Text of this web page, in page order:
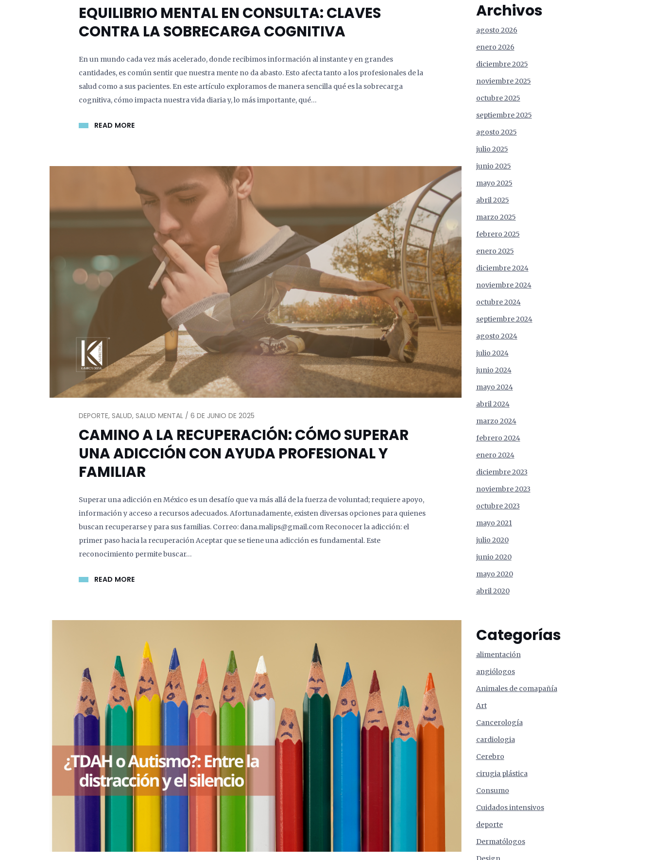
EQUILIBRIO MENTAL EN CONSULTA: CLAVES
CONTRA LA SOBRECARGA COGNITIVA
En un mundo cada vez más acelerado, donde recibimos información al instante y en grandes
cantidades, es común sentir que nuestra mente no da abasto. Esto afecta tanto a los profesionales de la
salud como a sus pacientes. En este artículo exploramos de manera sencilla qué es la sobrecarga
cognitiva, cómo impacta nuestra vida diaria y, lo más importante, qué…
READ MORE
DEPORTE, SALUD, SALUD MENTAL / 6 DE JUNIO DE 2025
CAMINO A LA RECUPERACIÓN: CÓMO SUPERAR
UNA ADICCIÓN CON AYUDA PROFESIONAL Y
FAMILIAR
Superar una adicción en México es un desafío que va más allá de la fuerza de voluntad; requiere apoyo,
información y acceso a recursos adecuados. Afortunadamente, existen diversas opciones para quienes
buscan recuperarse y para sus familias. Correo: dana.malips@gmail.com Reconocer la adicción: el
primer paso hacia la recuperación Aceptar que se tiene una adicción es fundamental. Este
reconocimiento permite buscar…
READ MORE
Archivos
agosto 2026
enero 2026
diciembre 2025
noviembre 2025
octubre 2025
septiembre 2025
agosto 2025
julio 2025
junio 2025
mayo 2025
abril 2025
marzo 2025
febrero 2025
enero 2025
diciembre 2024
noviembre 2024
octubre 2024
septiembre 2024
agosto 2024
julio 2024
junio 2024
mayo 2024
abril 2024
marzo 2024
febrero 2024
enero 2024
diciembre 2023
noviembre 2023
octubre 2023
mayo 2021
julio 2020
junio 2020
mayo 2020
abril 2020
Categorías
alimentación
angiólogos
Animales de comapañía
Art
Cancerología
cardiologia
Cerebro
cirugia plástica
Consumo
Cuidados intensivos
deporte
Dermatólogos